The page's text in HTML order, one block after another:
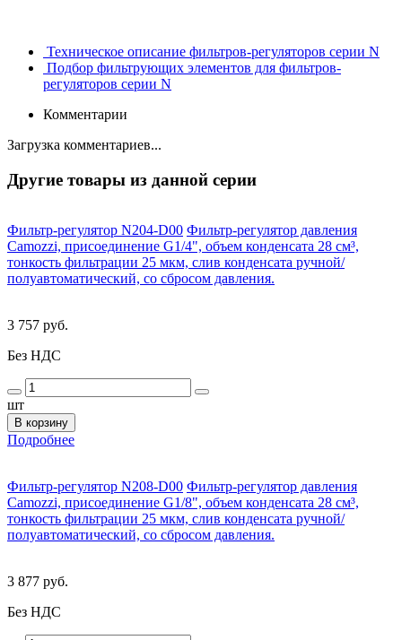
Техническое описание фильтров-регуляторов серии N
Подбор фильтрующих элементов для фильтров-
регуляторов серии N
Комментарии
Загрузка комментариев...
Другие товары из данной серии
Фильтр-регулятор N204-D00 Фильтр-регулятор давления
Camozzi, присоединение G1/4", объем конденсата 28 см³,
тонкость фильтрации 25 мкм, слив конденсата ручной/
полуавтоматический, со сбросом давления.
3 757 руб.
Без НДС
шт
В корзину
Подробнее
Фильтр-регулятор N208-D00 Фильтр-регулятор давления
Camozzi, присоединение G1/8", объем конденсата 28 см³,
тонкость фильтрации 25 мкм, слив конденсата ручной/
полуавтоматический, со сбросом давления.
3 877 руб.
Без НДС